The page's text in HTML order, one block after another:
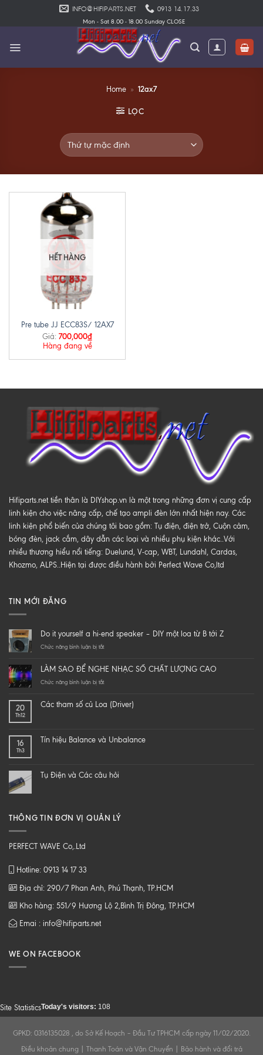
INFO@HIFIPARTS.NET 0913 14.17.33
Mon - Sat 8.00 - 18.00 Sunday CLOSE
Home » 12ax7
LỌC
HẾT HÀNG
Pre tube JJ ECC83S/ 12AX7
Giá: 700,000₫
Hàng đang về
Hifiparts.net tiền thân là DIYshop.vn là một trong những đơn vị cung cấp
linh kiện cho việc nâng cấp, chế tạo ampli đèn lớn nhất hiện nay. Các
linh kiện phổ biến của chúng tôi bao gồm: Tụ điện, điện trở, Cuộn cảm,
bóng đèn, jack cắm, dây dẫn các loại và nhiều phụ kiện khác..Với
nhiều thương hiểu nổi tiếng: Duelund, V-cap, WBT, Lundahl, Cardas,
Khozmo, ALPS..Hiện tại được điều hành bởi Perfect Wave Co,ltd
TIN MỚI ĐĂNG
Do it yourself a hi-end speaker – DIY một loa từ B tới Z
Chức năng bình luận bị tắtở
yourself
a
speaker
loa
Z
LÀM SAO ĐỂ NGHE NHẠC SỐ CHẤT LƯỢNG CAO
Chức năng bình luận bị tắtở
ĐỂ
CHẤT
20
Th12
Các tham số củ Loa (Driver)
16
Th3
Tín hiệu Balance và Unbalance
Tụ Điện và Các câu hỏi
THÔNG TIN ĐƠN VỊ QUẢN LÝ
PERFECT WAVE Co,.Ltd
Hotline: 0913 14 17 33
Địa chỉ: 290/7 Phan Anh, Phú Thạnh, TP.HCM
Kho hàng: 551/9 Hương Lộ 2,Bình Trị Đông, TP.HCM
Emai : info@hifiparts.net
WE ON FACEBOOK
Site StatisticsToday's visitors: 108
GPKD: 0316135028 , do Sở Kế Hoạch – Đầu Tư TPHCM cấp ngày 11/02/2020.
Điều khoản chung| Thanh Toán và Vận Chuyển Bảo hành và đổi trả